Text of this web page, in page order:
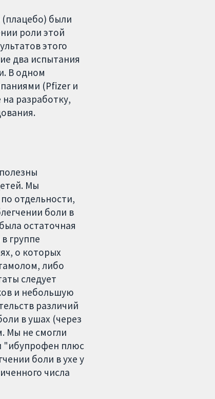
были
роли этой
этого
два испытания
В одном
(Pfizer и
разработку,
Мы
отдельности,
боли в
остаточная
группе
о которых
либо
следует
и небольшую
различий
в ушах (через
Мы не смогли
"ибупрофен плюс
боли в ухе у
числа